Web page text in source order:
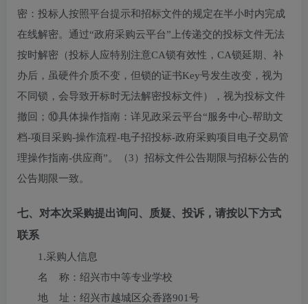
密：投标人按照平台提示和招标文件的规定在半小时内完成
在线解密。通过“政府采购云平台”上传递交的投标文件无法
按时解密（投标人应特别注意CA锁有效性，CA锁延期、补
办后，虽硬件介质不变，但锁的证书Key号发生改变，视为
不同锁，会导致开标时无法解密投标文件），视为投标文件
撤回；⑩具体操作指南：详见政采云平台“服务中心-帮助文
档-项目采购-操作流程-电子招投标-政府采购项目电子交易管
理操作指南-供应商”。（3）招标文件公告期限与招标公告的
公告期限一致。
七、对本次采购提出询问、质疑、投诉，请按以下方式
联系
1.采购人信息
名 称： 绍兴市中等专业学校
地 址： 绍兴市越城区众香路901号